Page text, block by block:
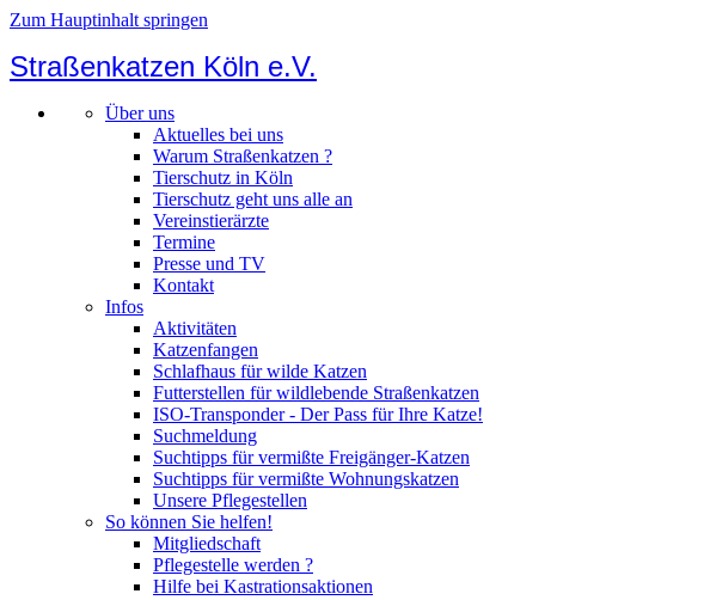
Zum Hauptinhalt springen
Straßenkatzen Köln e.V.
Über uns
Aktuelles bei uns
Warum Straßenkatzen ?
Tierschutz in Köln
Tierschutz geht uns alle an
Vereinstierärzte
Termine
Presse und TV
Kontakt
Infos
Aktivitäten
Katzenfangen
Schlafhaus für wilde Katzen
Futterstellen für wildlebende Straßenkatzen
ISO-Transponder - Der Pass für Ihre Katze!
Suchmeldung
Suchtipps für vermißte Freigänger-Katzen
Suchtipps für vermißte Wohnungskatzen
Unsere Pflegestellen
So können Sie helfen!
Mitgliedschaft
Pflegestelle werden ?
Hilfe bei Kastrationsaktionen